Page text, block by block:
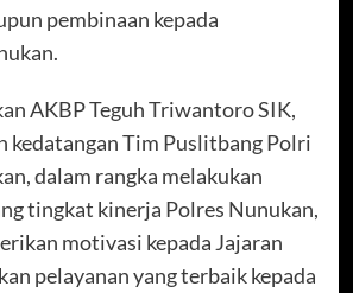
pembinaan kepada
AKBP Teguh Triwantoro SIK,
kedatangan Tim Puslitbang Polri
dalam rangka melakukan
tingkat kinerja Polres Nunukan,
motivasi kepada Jajaran
pelayanan yang terbaik kepada